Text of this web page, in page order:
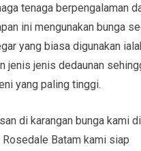
tenaga berpengalaman
ini mengunakan bunga
yang biasa digunakan
jenis jenis dedaunan
yang paling tinggi.
di karangan bunga kami di
Batam kami siap